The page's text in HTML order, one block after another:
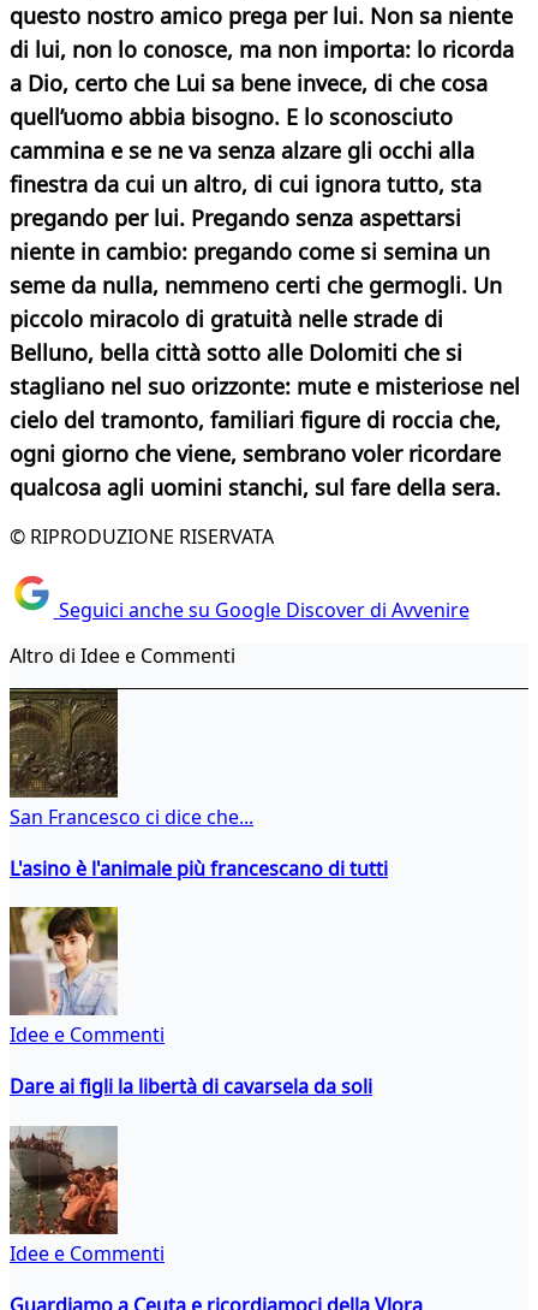
questo nostro amico prega per lui. Non sa niente
di lui, non lo conosce, ma non importa: lo ricorda
a Dio, certo che Lui sa bene invece, di che cosa
quell’uomo abbia bisogno. E lo sconosciuto
cammina e se ne va senza alzare gli occhi alla
finestra da cui un altro, di cui ignora tutto, sta
pregando per lui. Pregando senza aspettarsi
niente in cambio: pregando come si semina un
seme da nulla, nemmeno certi che germogli. Un
piccolo miracolo di gratuità nelle strade di
Belluno, bella città sotto alle Dolomiti che si
stagliano nel suo orizzonte: mute e misteriose nel
cielo del tramonto, familiari figure di roccia che,
ogni giorno che viene, sembrano voler ricordare
qualcosa agli uomini stanchi, sul fare della sera.
© RIPRODUZIONE RISERVATA
Seguici anche su Google Discover di Avvenire
Altro di Idee e Commenti
San Francesco ci dice che...
L'asino è l'animale più francescano di tutti
Idee e Commenti
Dare ai figli la libertà di cavarsela da soli
Idee e Commenti